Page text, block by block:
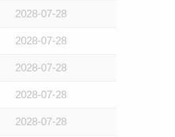
2028-07-28
2028-07-28
2028-07-28
2028-07-28
2028-07-28